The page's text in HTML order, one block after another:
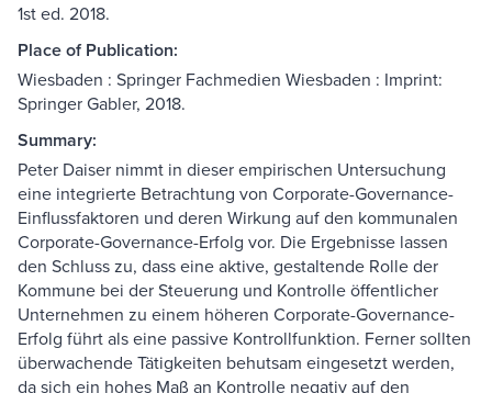
1st ed. 2018.
Place of Publication:
Wiesbaden : Springer Fachmedien Wiesbaden : Imprint:
Springer Gabler, 2018.
Summary:
Peter Daiser nimmt in dieser empirischen Untersuchung
eine integrierte Betrachtung von Corporate-Governance-
Einflussfaktoren und deren Wirkung auf den kommunalen
Corporate-Governance-Erfolg vor. Die Ergebnisse lassen
den Schluss zu, dass eine aktive, gestaltende Rolle der
Kommune bei der Steuerung und Kontrolle öffentlicher
Unternehmen zu einem höheren Corporate-Governance-
Erfolg führt als eine passive Kontrollfunktion. Ferner sollten
überwachende Tätigkeiten behutsam eingesetzt werden,
da sich ein hohes Maß an Kontrolle negativ auf den